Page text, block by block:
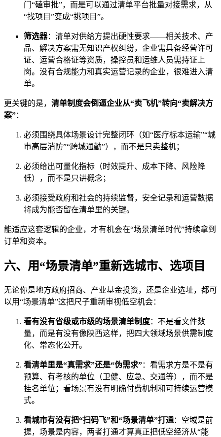
门“磕审批”，而是可以通过清单平台批量对接需求，从
“找项目”变成“挑项目”。
筛选器：清单对供给方提出硬性要求——相关技术、产
品、解决方案需无知识产权纠纷，企业需具备经营许可
证、运营合格证等资质，操控员和运维人员需持证上
岗。没有合规能力和真实运营记录的企业，很难进入清
单。
更关键的是， 清单制度会倒逼企业从“卖飞机”转向“卖解决方
案”：
必须围绕具体场景设计完整闭环（如“医疗标本运输”“城
市高层消防”“跨城通勤”），而不是只卖整机；
必须给出可量化指标（时效提升、成本下降、风险降
低），而不是只讲概念；
必须接受政府和社会的持续监督，安全记录和运营数据
将成为能否留在清单里的关键。
能适应这套逻辑的企业，才有机会在“场景清单时代”持续拿到
订单和资本。
六、用“场景清单”重新选城市、选项目
无论你是地方政府招商、产业基金投资，还是企业选址，都可
以用“场景清单”这把尺子重新审视低空机会：
看有没有省级或市级的场景清单制度：不是看文件数
量，而是有没有像陕西这样，把四大领域场景供需制度
化、常态化公开。
看清单里是“真需求”还是“伪需求”：看需求方是不是有
预算、有考核的单位（卫健、应急、交通等），而不是
挂名单位；看场景有没有明确付费机制和可持续运营模
式。
看城市有没有把“扫码飞”和“场景清单”打通：空域是前
提，场景是内容，两者打通才算真正把低空经济从“能